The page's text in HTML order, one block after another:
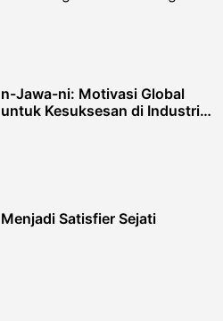
n-Jawa-ni: Motivasi Global
untuk Kesuksesan di Industri
Menjadi Satisfier Sejati